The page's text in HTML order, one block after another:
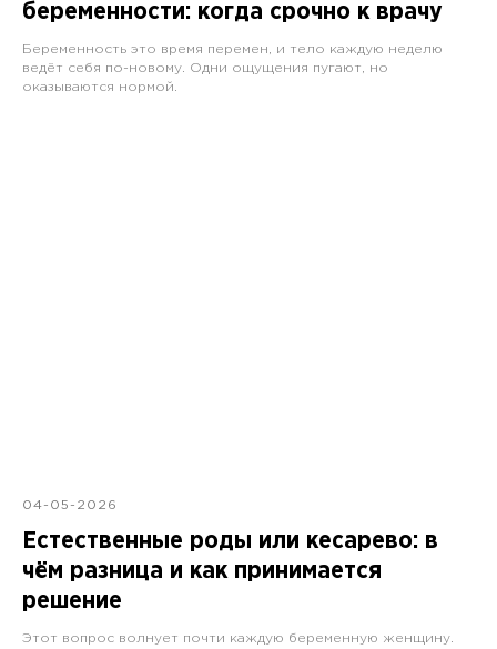
беременности: когда срочно к врачу
Беременность это время перемен, и тело каждую неделю
ведёт себя по-новому. Одни ощущения пугают, но
оказываются нормой.
04-05-2026
Естественные роды или кесарево: в
чём разница и как принимается
решение
Этот вопрос волнует почти каждую беременную женщину.